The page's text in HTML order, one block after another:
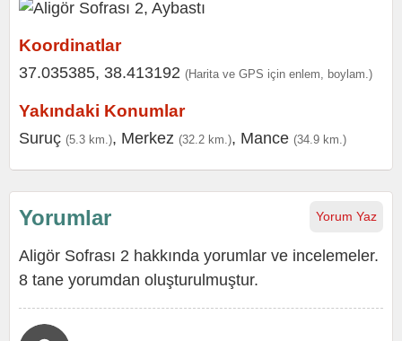
Koordinatlar
37.035385, 38.413192 (Harita ve GPS için enlem, boylam.)
Yakındaki Konumlar
Suruç (5.3 km.), Merkez (32.2 km.), Mance (34.9 km.)
Yorum Yaz
Yorumlar
Aligör Sofrası 2 hakkında yorumlar ve incelemeler.
8 tane yorumdan oluşturulmuştur.